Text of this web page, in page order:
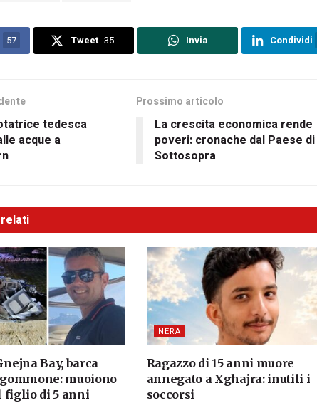
57 Tweet 35 Invia Condividi
tedesca
acque a
Prossimo articolo
La crescita economica rende
poveri: cronache dal Paese di
Sottosopra
Bay, barca
muoiono
figlio di 5 anni
NERA
Ragazzo di 15 anni muore
annegato a Xghajra: inutili i
soccorsi